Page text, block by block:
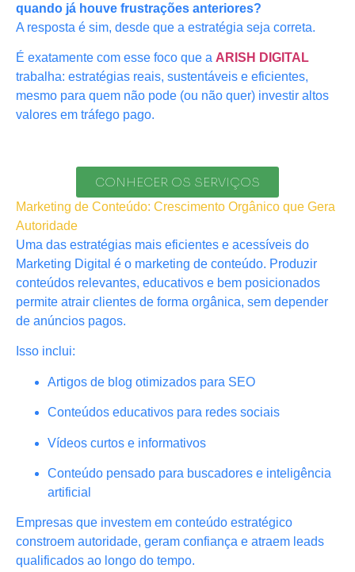
quando já houve frustrações anteriores?
A resposta é sim, desde que a estratégia seja correta.
É exatamente com esse foco que a ARISH DIGITAL
trabalha: estratégias reais, sustentáveis e eficientes,
mesmo para quem não pode (ou não quer) investir altos
valores em tráfego pago.
CONHECER OS SERVIÇOS
Marketing de Conteúdo: Crescimento Orgânico que Gera
Autoridade
Uma das estratégias mais eficientes e acessíveis do
Marketing Digital é o marketing de conteúdo. Produzir
conteúdos relevantes, educativos e bem posicionados
permite atrair clientes de forma orgânica, sem depender
de anúncios pagos.
Isso inclui:
Artigos de blog otimizados para SEO
Conteúdos educativos para redes sociais
Vídeos curtos e informativos
Conteúdo pensado para buscadores e inteligência
artificial
Empresas que investem em conteúdo estratégico
constroem autoridade, geram confiança e atraem leads
qualificados ao longo do tempo.